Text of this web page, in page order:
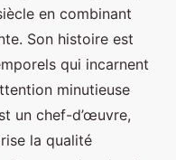
en combinant
Son histoire est
qui incarnent
minutieuse
un chef-d’œuvre,
la qualité